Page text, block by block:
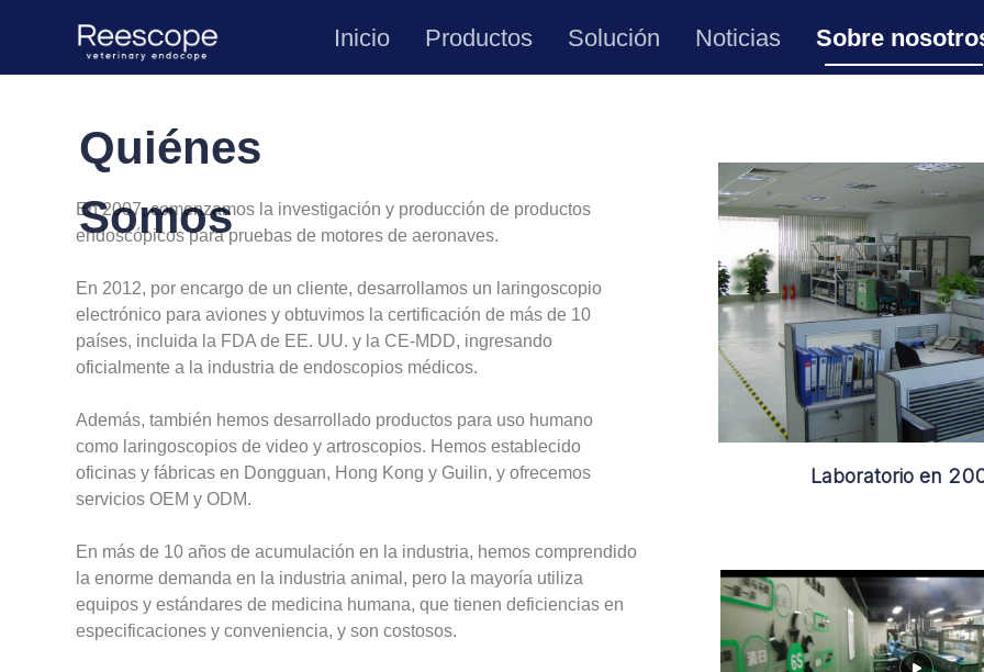
Inicio Productos Solución Noticias Sobre
Quiénes
Somos
En 2007, comenzamos la investigación y producción de productos
endoscópicos para pruebas de motores de aeronaves.
En 2012, por encargo de un cliente, desarrollamos un laringoscopio
electrónico para aviones y obtuvimos la certificación de más de 10
países, incluida la FDA de EE. UU. y la CE-MDD, ingresando
oficialmente a la industria de endoscopios médicos.
Además, también hemos desarrollado productos para uso humano
como laringoscopios de video y artroscopios. Hemos establecido
oficinas y fábricas en Dongguan, Hong Kong y Guilin, y ofrecemos
servicios OEM y ODM.
En más de 10 años de acumulación en la industria, hemos comprendido
la enorme demanda en la industria animal, pero la mayoría utiliza
equipos y estándares de medicina humana, que tienen deficiencias en
especificaciones y conveniencia, y son costosos.
Laboratorio en